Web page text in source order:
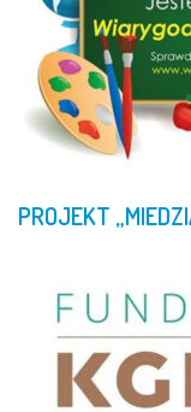
PROJEKT